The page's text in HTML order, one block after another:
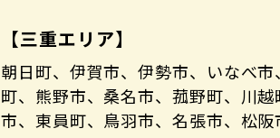
【三重エリア】
朝日町、伊賀市、伊勢市、いなべ
町、熊野市、桑名市、菰野町、川
市、東員町、鳥羽市、名張市、松